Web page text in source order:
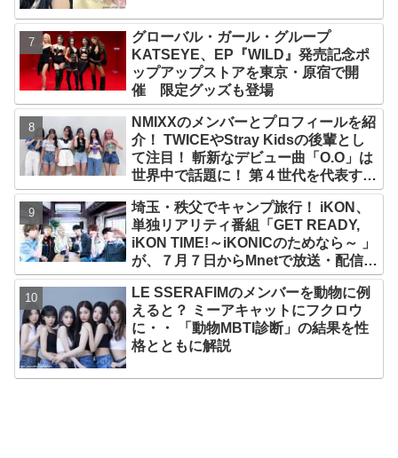
グローバル・ガール・グループ
KATSEYE、EP『WILD』発売記念ポ
ップアップストアを東京・原宿で開
催 限定グッズも登場
NMIXXのメンバーとプロフィールを紹
介！ TWICEやStray Kidsの後輩とし
て注目！ 斬新なデビュー曲「O.O」は
世界中で話題に！ 第４世代を代表する
美女ソリュンをはじめ、全員ビジュア
ルメンバーといわれるその魅力をチェ
ック
埼玉・秩父でキャンプ旅行！ iKON、
単独リアリティ番組「GET READY,
iKON TIME!～iKONICのためなら～ 」
が、７月７日からMnetで放送・配信ス
タート
LE SSERAFIMのメンバーを動物に例
えると？ ミーアキャットにフクロウ
に・・ 「動物MBTI診断」の結果を性
格とともに解説